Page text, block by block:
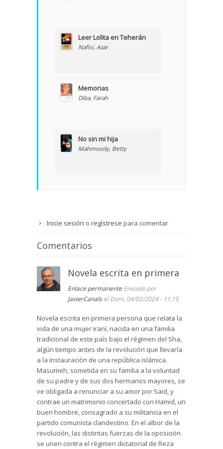
Leer Lolita en Teherán
Nafisi, Azar
Memorias
Diba, Farah
No sin mi hija
Mahmoody, Betty
Inicie sesión o regístrese para comentar
Comentarios
Novela escrita en primera
Enlace permanente Enviado por
JavierCanalsel Dom, 04/02/2024 - 11:15
Novela escrita en primera persona que relata la
vida de una mujer iraní, nacida en una familia
tradicional de este país bajo el régimen del Sha,
algún tiempo antes de la revolución que llevaría
a la instauración de una república islámica.
Masumeh, sometida en su familia a la voluntad
de su padre y de sus dos hermanos mayores, se
ve obligada a renunciar a su amor por Said, y
contrae un matrimonio concertado con Hamid, un
buen hombre, consagrado a su militancia en el
partido comunista clandestino. En el albor de la
revolución, las distintas fuerzas de la oposición
se unen contra el régimen dictatorial de Reza